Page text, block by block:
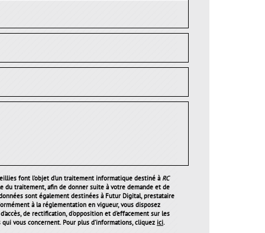
font l’objet d’un traitement informatique destiné àRC
du traitement, afin de donner suite à votre demande et de
sont également destinées à Futur Digital, prestataire
à la réglementation en vigueur, vous disposez
de rectification, d'opposition et d'effacement sur les
vous concernent. Pour plus d’informations, cliquez ici.